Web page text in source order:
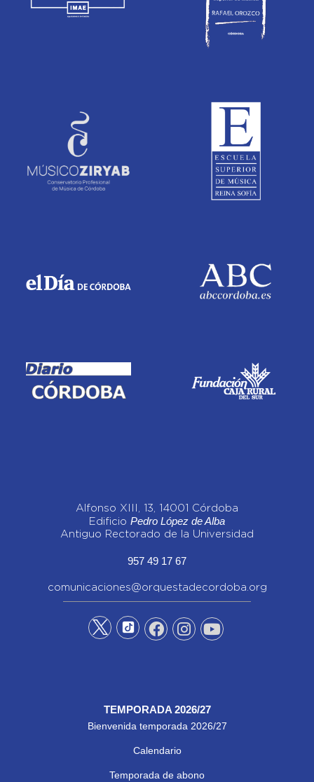
Alfonso XIII, 13, 14001 Córdoba
Edificio Pedro López de Alba
Antiguo Rectorado de la Universidad
957 49 17 67
comunicaciones@orquestadecordoba.org
TEMPORADA 2026/27
Bienvenida temporada 2026/27
Calendario
Temporada de abono